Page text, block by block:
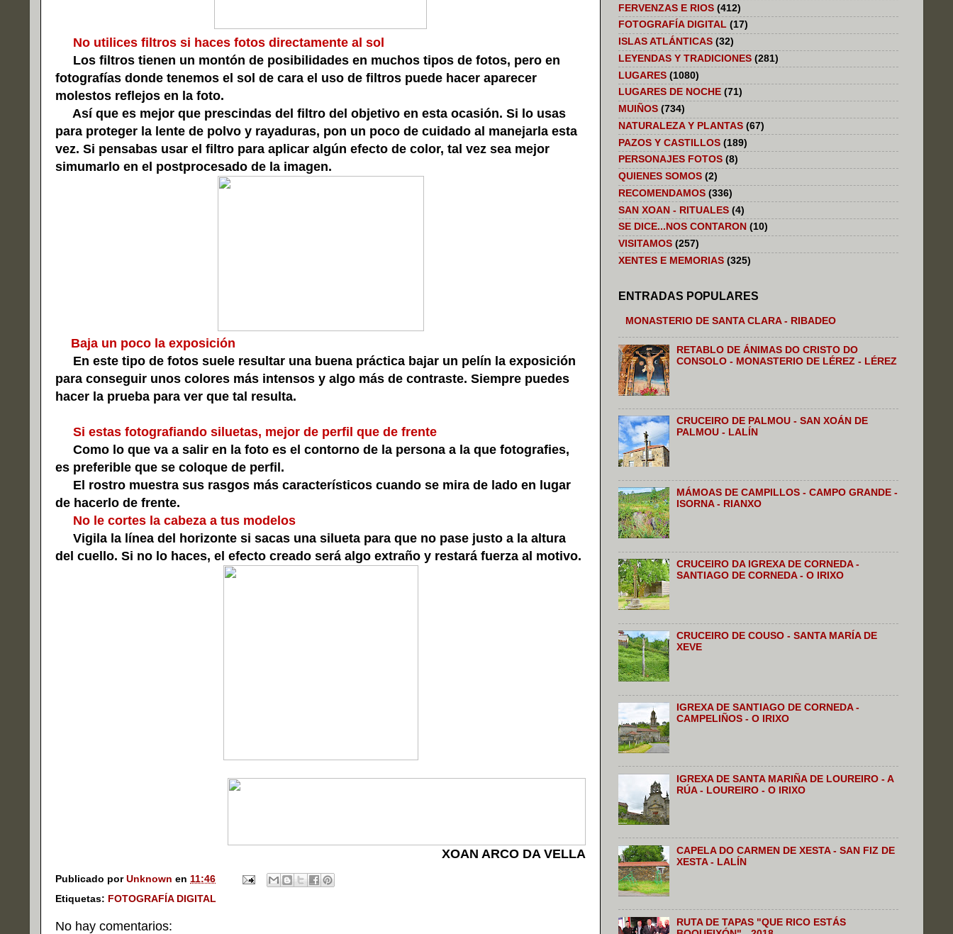
No utilices filtros si haces fotos directamente al sol
Los filtros tienen un montón de posibilidades en muchos tipos de fotos, pero en
fotografías donde tenemos el sol de cara el uso de filtros puede hacer aparecer
molestos reflejos en la foto.
Así que es mejor que prescindas del filtro del objetivo en esta ocasión. Si lo usas
para proteger la lente de polvo y rayaduras, pon un poco de cuidado al manejarla esta
vez. Si pensabas usar el filtro para aplicar algún efecto de color, tal vez sea mejor
simumarlo en el postprocesado de la imagen.
Baja un poco la exposición
En este tipo de fotos suele resultar una buena práctica bajar un pelín la exposición
para conseguir unos colores más intensos y algo más de contraste. Siempre puedes
hacer la prueba para ver que tal resulta.
Si estas fotografiando siluetas, mejor de perfil que de frente
Como lo que va a salir en la foto es el contorno de la persona a la que fotografies,
es preferible que se coloque de perfil.
El rostro muestra sus rasgos más característicos cuando se mira de lado en lugar
de hacerlo de frente.
No le cortes la cabeza a tus modelos
Vigila la línea del horizonte si sacas una silueta para que no pase justo a la altura
del cuello. Si no lo haces, el efecto creado será algo extraño y restará fuerza al motivo.
XOAN ARCO DA VELLA
Publicado por Unknown en 11:46
Etiquetas: FOTOGRAFÍA DIGITAL
No hay comentarios:
FERVENZAS E RIOS (412)
FOTOGRAFÍA DIGITAL (17)
ISLAS ATLÁNTICAS (32)
LEYENDAS Y TRADICIONES (281)
LUGARES (1080)
LUGARES DE NOCHE (71)
MUIÑOS (734)
NATURALEZA Y PLANTAS (67)
PAZOS Y CASTILLOS (189)
PERSONAJES FOTOS (8)
QUIENES SOMOS (2)
RECOMENDAMOS (336)
SAN XOAN - RITUALES (4)
SE DICE...NOS CONTARON (10)
VISITAMOS (257)
XENTES E MEMORIAS (325)
ENTRADAS POPULARES
MONASTERIO DE SANTA CLARA - RIBADEO
RETABLO DE ÁNIMAS DO CRISTO DO
CONSOLO - MONASTERIO DE LÉREZ - LÉREZ
CRUCEIRO DE PALMOU - SAN XOÁN DE
PALMOU - LALÍN
MÁMOAS DE CAMPILLOS - CAMPO GRANDE -
ISORNA - RIANXO
CRUCEIRO DA IGREXA DE CORNEDA -
SANTIAGO DE CORNEDA - O IRIXO
CRUCEIRO DE COUSO - SANTA MARÍA DE
XEVE
IGREXA DE SANTIAGO DE CORNEDA -
CAMPELIÑOS - O IRIXO
IGREXA DE SANTA MARIÑA DE LOUREIRO - A
RÚA - LOUREIRO - O IRIXO
CAPELA DO CARMEN DE XESTA - SAN FIZ DE
XESTA - LALÍN
RUTA DE TAPAS "QUE RICO ESTÁS